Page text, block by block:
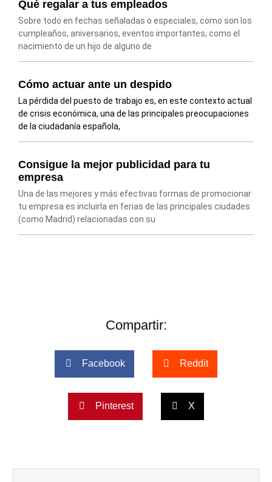
Qué regalar a tus empleados
Sobre todo en fechas señaladas o especiales, como son los
cumpleaños, aniversarios, eventos importantes, como el
nacimiento de un hijo de alguno de
Cómo actuar ante un despido
La pérdida del puesto de trabajo es, en este contexto actual
de crisis económica, una de las principales preocupaciones
de la ciudadanía española,
Consigue la mejor publicidad para tu
empresa
Una de las mejores y más efectivas formas de promocionar
tu empresa es incluirla en ferias de las principales ciudades
(como Madrid) relacionadas con su
Compartir:
Facebook Reddit
Pinterest X